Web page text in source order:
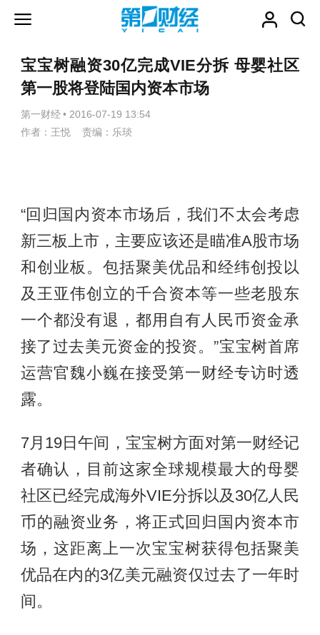
宝宝树融资30亿完成VIE分拆 母婴社区
第一股将登陆国内资本市场
第一财经 • 2016-07-19 13:54
作者：王悦 责编：乐琰
“回归国内资本市场后，我们不太会考虑
新三板上市，主要应该还是瞄准A股市场
和创业板。包括聚美优品和经纬创投以
及王亚伟创立的千合资本等一些老股东
一个都没有退，都用自有人民币资金承
接了过去美元资金的投资。”宝宝树首席
运营官魏小巍在接受第一财经专访时透
露。
7月19日午间，宝宝树方面对第一财经记
者确认，目前这家全球规模最大的母婴
社区已经完成海外VIE分拆以及30亿人民
币的融资业务，将正式回归国内资本市
场，这距离上一次宝宝树获得包括聚美
优品在内的3亿美元融资仅过去了一年时
间。